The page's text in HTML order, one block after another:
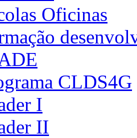
Oficinas
CLDS4G
I
II